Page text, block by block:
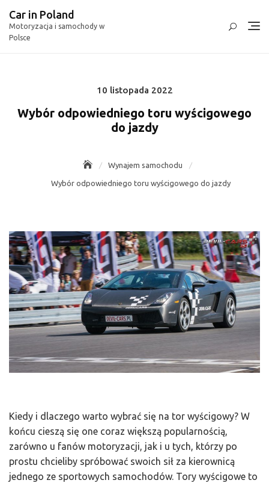
content
Car in Poland
Motoryzacja i samochody w
Polsce
Posted
10 listopada 2022
Wybór odpowiedniego toru wyścigowego
do jazdy
Wynajem samochodu
Wybór odpowiedniego toru wyścigowego do jazdy
Kiedy i dlaczego warto wybrać się na tor wyścigowy? W
końcu cieszą się one coraz większą popularnością,
zarówno u fanów motoryzacji, jak i u tych, którzy po
prostu chcieliby spróbować swoich sił za kierownicą
jednego ze sportowych samochodów. Tory wyścigowe to